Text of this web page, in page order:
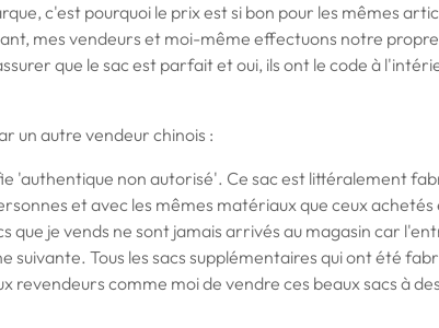
c'est pourquoi le prix est si bon pour les mêmes
mes vendeurs et moi-même effectuons notre
que le sac est parfait et oui, ils ont le code à
un autre vendeur chinois :
'authentique non autorisé'. Ce sac est littéralement
et avec les mêmes matériaux que ceux
que je vends ne sont jamais arrivés au magasin car
suivante. Tous les sacs supplémentaires qui ont été
revendeurs comme moi de vendre ces beaux sacs à